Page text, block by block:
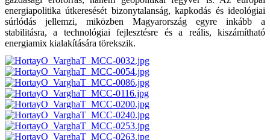
energiapolitika útkeresését bizonytalanság, kapkodás és ideológiai
súrlódás jellemzi, miközben Magyarország egyre inkább a
stabilitásra, a technológiai fejlesztésre és a reális, kiszámítható
energiamix kialakítására törekszik.